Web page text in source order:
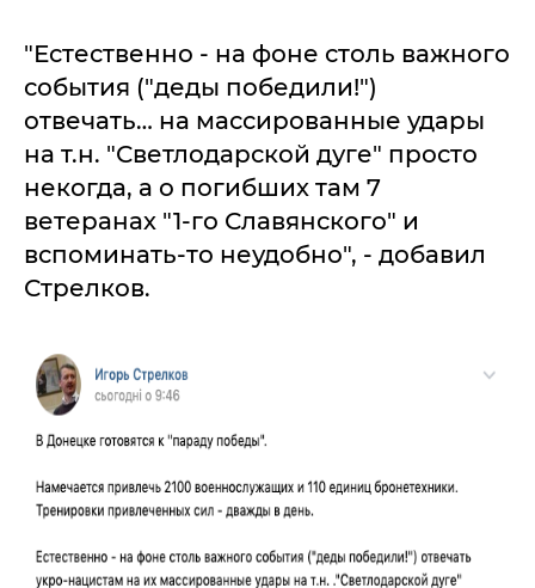
"Естественно - на фоне столь важного
события ("деды победили!")
отвечать… на массированные удары
на т.н. "Светлодарской дуге" просто
некогда, а о погибших там 7
ветеранах "1-го Славянского" и
вспоминать-то неудобно", - добавил
Стрелков.